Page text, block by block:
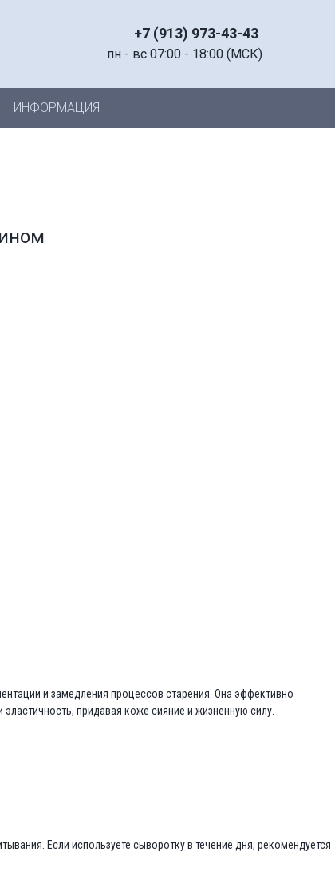
+7 (913) 973-43-43
пн - вс 07:00 - 18:00 (МСК)
ИНФОРМАЦИЯ
и замедления процессов старения. Она эффективно
придавая коже сияние и жизненную силу.
Если используете сыворотку в течение дня, рекомендуется